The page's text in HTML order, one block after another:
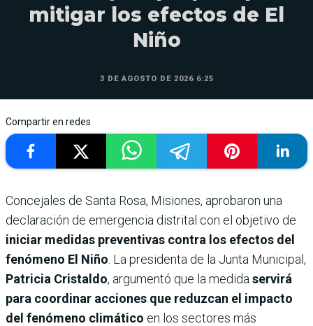
mitigar los efectos de El
Niño
3 DE AGOSTO DE 2026 6:25
Compartir en redes
Concejales de Santa Rosa, Misiones, aprobaron una
declaración de emergencia distrital con el objetivo de
iniciar medidas preventivas contra los efectos del
fenómeno El Niño . La presidenta de la Junta Municipal,
Patricia Cristaldo, argumentó que la medida servirá
para coordinar acciones que reduzcan el impacto
del fenómeno climático en los sectores más